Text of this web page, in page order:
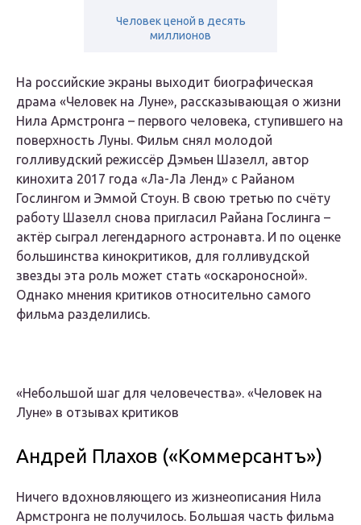
Человек ценой в десять
миллионов
На российские экраны выходит биографическая
драма «Человек на Луне», рассказывающая о жизни
Нила Армстронга – первого человека, ступившего на
поверхность Луны. Фильм снял молодой
голливудский режиссёр Дэмьен Шазелл, автор
кинохита 2017 года «Ла-Ла Ленд» с Райаном
Гослингом и Эммой Стоун. В свою третью по счёту
работу Шазелл снова пригласил Райана Гослинга –
актёр сыграл легендарного астронавта. И по оценке
большинства кинокритиков, для голливудской
звезды эта роль может стать «оскароносной».
Однако мнения критиков относительно самого
фильма разделились.
«Небольшой шаг для человечества». «Человек на
Луне» в отзывах критиков
Андрей Плахов («Коммерсантъ»)
Ничего вдохновляющего из жизнеописания Нила
Армстронга не получилось. Большая часть фильма